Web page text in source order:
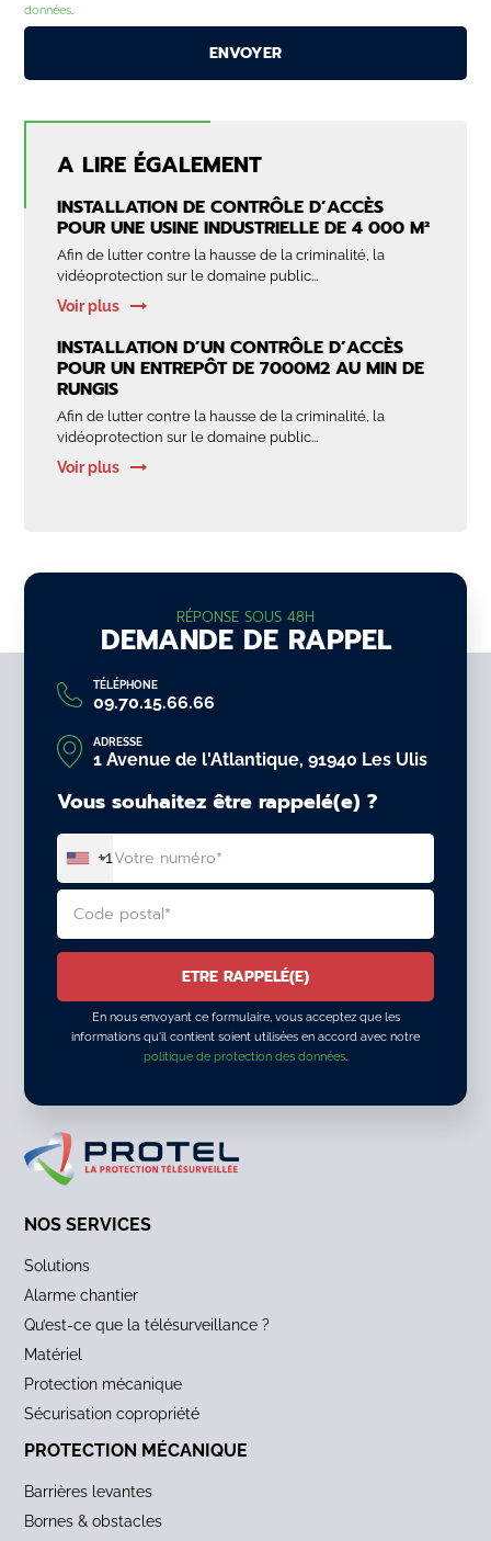
données.
A LIRE ÉGALEMENT
INSTALLATION DE CONTRÔLE D’ACCÈS
POUR UNE USINE INDUSTRIELLE DE 4 000 M²
Afin de lutter contre la hausse de la criminalité, la
vidéoprotection sur le domaine public...
Voir plus
INSTALLATION D’UN CONTRÔLE D’ACCÈS
POUR UN ENTREPÔT DE 7000M2 AU MIN DE
RUNGIS
Afin de lutter contre la hausse de la criminalité, la
vidéoprotection sur le domaine public...
Voir plus
NOS SERVICES
Solutions
Alarme chantier
Qu’est-ce que la télésurveillance ?
Matériel
Protection mécanique
Sécurisation copropriété
PROTECTION MÉCANIQUE
Barrières levantes
Bornes & obstacles
RÉPONSE SOUS 48H
DEMANDE DE RAPPEL
TÉLÉPHONE
09.70.15.66.66
ADRESSE
1 Avenue de l'Atlantique, 91940 Les Ulis
Vous souhaitez être rappelé(e) ?
+1
En nous envoyant ce formulaire, vous acceptez que les
informations qu'il contient soient utilisées en accord avec notre
politique de protection des données.